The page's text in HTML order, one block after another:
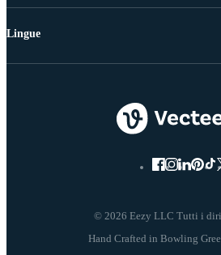
© 2026 Eezy LLC Tutti i
Lingue